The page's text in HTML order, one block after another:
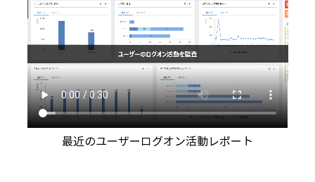
最近のユーザーログオン活動レポート